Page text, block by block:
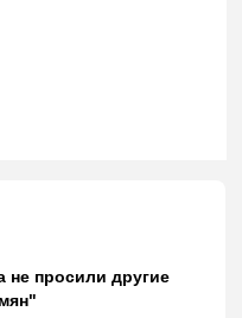
просили другие